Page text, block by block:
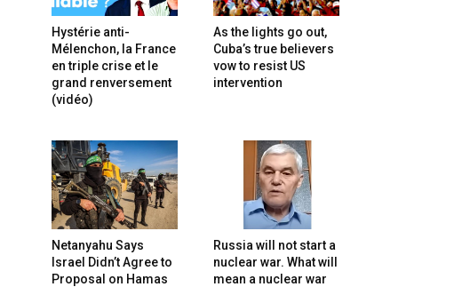
Hystérie anti-
Mélenchon, la France
en triple crise et le
grand renversement
(vidéo)
As the lights go out,
Cuba’s true believers
vow to resist US
intervention
Netanyahu Says
Israel Didn’t Agree to
Proposal on Hamas
Russia will not start a
nuclear war. What will
mean a nuclear war